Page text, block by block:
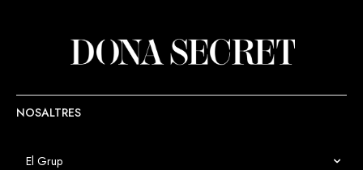
NOSALTRES
El Grup